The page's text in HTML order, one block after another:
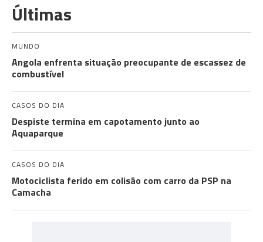
Últimas
MUNDO
Angola enfrenta situação preocupante de escassez de
combustível
CASOS DO DIA
Despiste termina em capotamento junto ao
Aquaparque
CASOS DO DIA
Motociclista ferido em colisão com carro da PSP na
Camacha